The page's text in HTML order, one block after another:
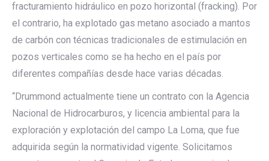
fracturamiento hidráulico en pozo horizontal (fracking). Por
el contrario, ha explotado gas metano asociado a mantos
de carbón con técnicas tradicionales de estimulación en
pozos verticales como se ha hecho en el país por
diferentes compañías desde hace varias décadas.
“Drummond actualmente tiene un contrato con la Agencia
Nacional de Hidrocarburos, y licencia ambiental para la
exploración y explotación del campo La Loma, que fue
adquirida según la normatividad vigente. Solicitamos